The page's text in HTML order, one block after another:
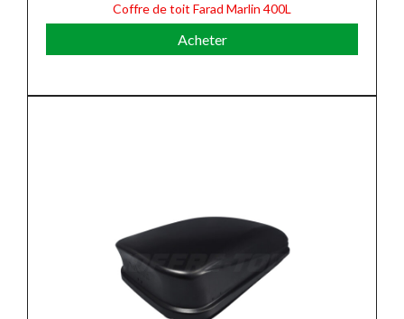
Coffre de toit Farad Marlin 400L
Acheter